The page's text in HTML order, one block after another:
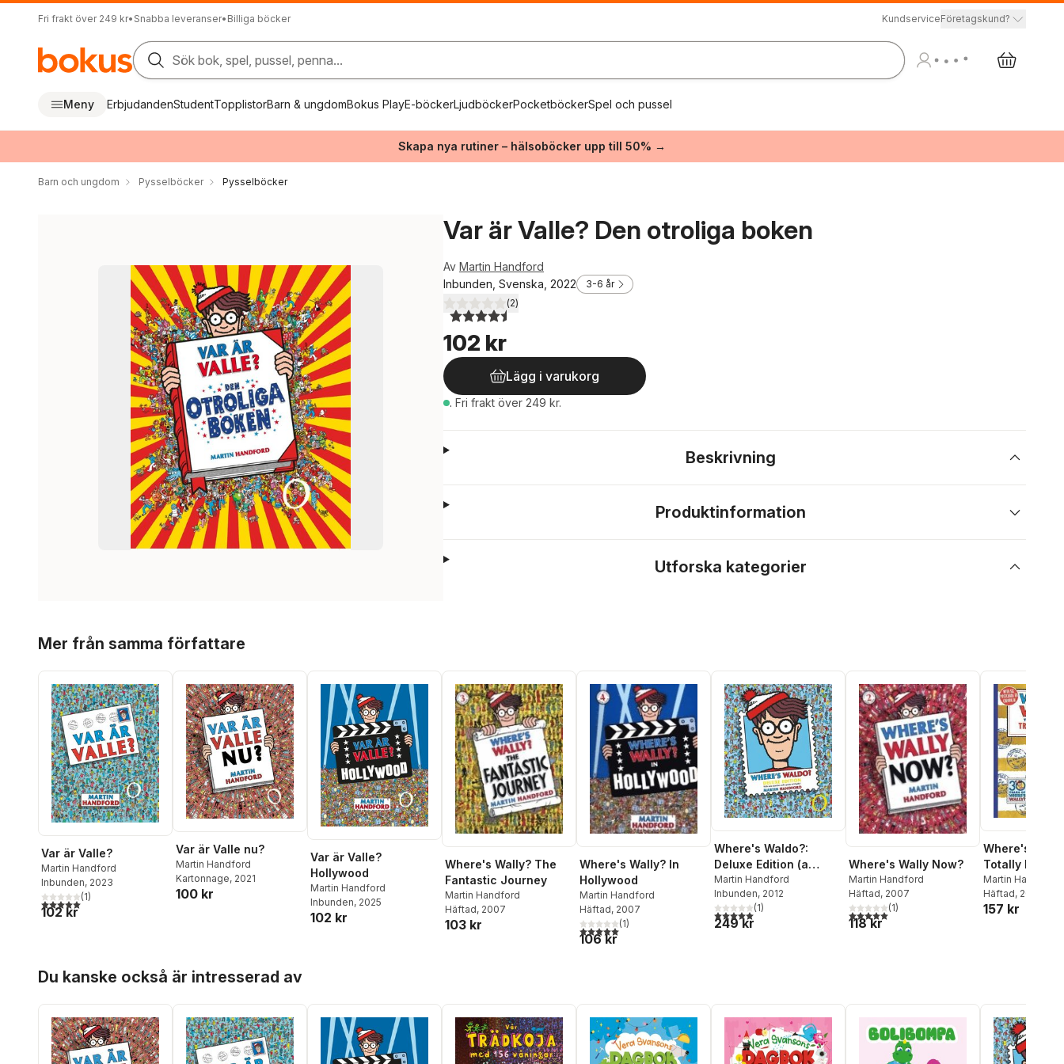
Fri frakt över 249 kr• Snabba leveranser• Billiga böcker KundserviceFöretagskund?
Sök bok, spel, pussel, penna...
Meny ErbjudandenStudentTopplistorBarn & ungdomBokus PlayE-böckerLjudböckerPocketböckerSpel och pussel
Skapa nya rutiner – hälsoböcker upp till 50% →
Barn och ungdom Pysselböcker Pysselböcker
Var är Valle? Den otroliga boken
Av Martin Handford
Inbunden, Svenska, 2022
3-6 år
4,5utav 5 stjärnor. Totalt antal röster:
(2)
102 kr
Lägg i varukorg
. Fri frakt över 249 kr.
Beskrivning
Produktinformation
Utforska kategorier
Mer från samma författare
Var är Valle?
Martin Handford
Inbunden, 2023
5,0utav 5 stjärnor. Totalt antal röster:
(1)
102 kr
Var är Valle nu?
Martin Handford
Kartonnage, 2021
100 kr
Var är Valle?
Hollywood
Martin Handford
Inbunden, 2025
102 kr
Where's Wally? The
Fantastic Journey
Martin Handford
Häftad, 2007
103 kr
Where's Wally? In
Hollywood
Martin Handford
Häftad, 2007
5,0utav 5 stjärnor. Totalt antal röster:
(1)
106 kr
Where's Waldo?:
Deluxe Edition (a
Hidden Object
Search-And-Find
Puzzle Book - A
Perfect Gift & Travel
Martin Handford
Inbunden, 2012
5,0utav 5 stjärnor. Totalt antal röster:
(1)
249 kr
Where's Wally Now?
Martin Handford
Häftad, 2007
5,0utav 5 stjärnor. Totalt antal röster:
(1)
118 kr
Where's
Totally
Travel
Martin Handford
Häftad, 2017
157 kr
Du kanske också är intresserad av